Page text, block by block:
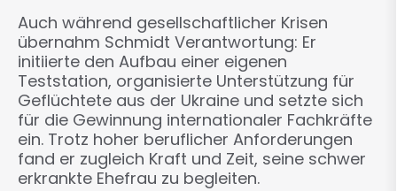
Auch während gesellschaftlicher Krisen
übernahm Schmidt Verantwortung: Er
initiierte den Aufbau einer eigenen
Teststation, organisierte Unterstützung für
Geflüchtete aus der Ukraine und setzte sich
für die Gewinnung internationaler Fachkräfte
ein. Trotz hoher beruflicher Anforderungen
fand er zugleich Kraft und Zeit, seine schwer
erkrankte Ehefrau zu begleiten.